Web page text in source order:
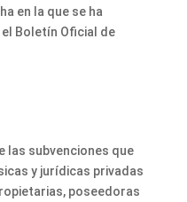
en la que se ha
Boletín Oficial de
las subvenciones que
y jurídicas privadas
poseedoras